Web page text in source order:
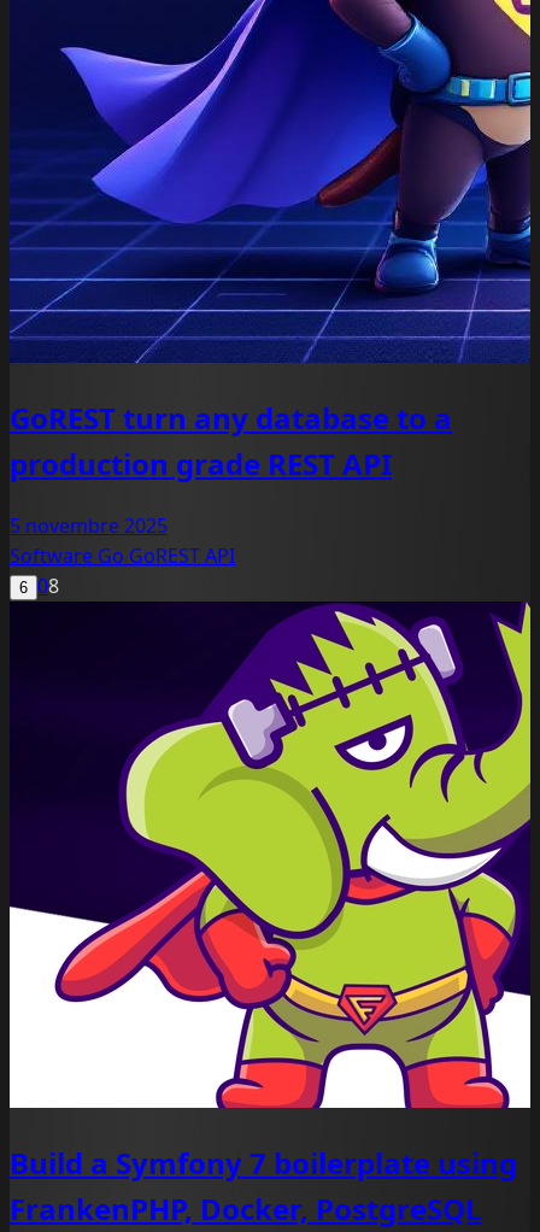
GoREST turn any database to a
production grade REST API
5 novembre 2025
Software Go GoRESTAPI
6 08
Build a Symfony 7 boilerplate using
FrankenPHP, Docker, PostgreSQL